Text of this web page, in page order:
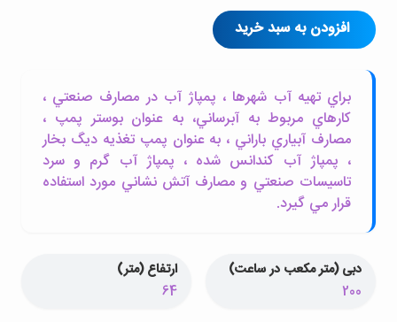
افزودن به سبد خرید
براي تهيه آب شهرها ، پمپاژ آب در مصارف صنعتي ،
کارهاي مربوط به آبرساني، به عنوان بوستر پمپ ،
مصارف آبياري باراني ، به عنوان پمپ تغذيه ديگ بخار
، پمپاژ آب کندانس شده ، پمپاژ آب گرم و سرد
تاسيسات صنعتي و مصارف آتش نشاني مورد استفاده
قرار مي گيرد.
دبی (متر مکعب در ساعت)
200
ارتفاع (متر)
64